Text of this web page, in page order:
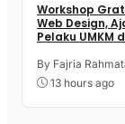
Workshop
Web Design,
Pelaku UMKM
Teknologi
Jualan
By Fajria
13 hours ago